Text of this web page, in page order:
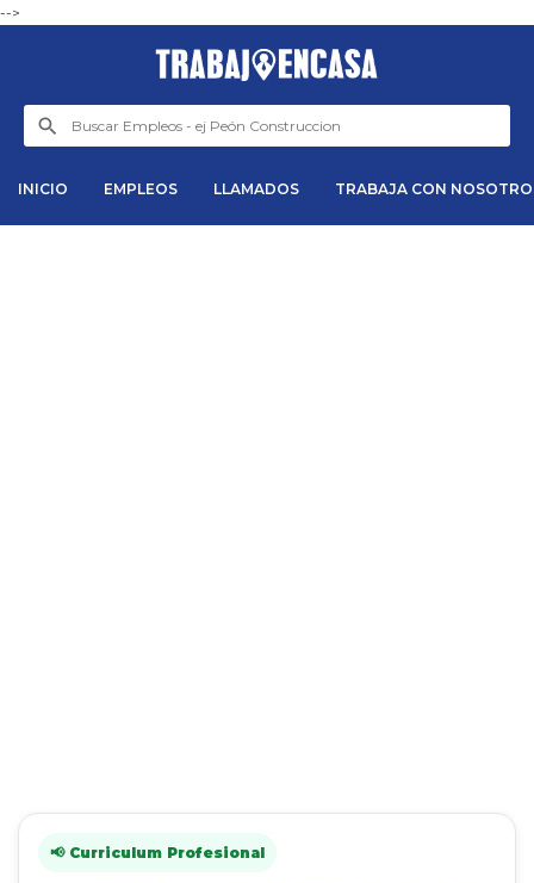
-->
INICIO EMPLEOS LLAMADOS TRABAJA CON
📢 Curriculum Profesional